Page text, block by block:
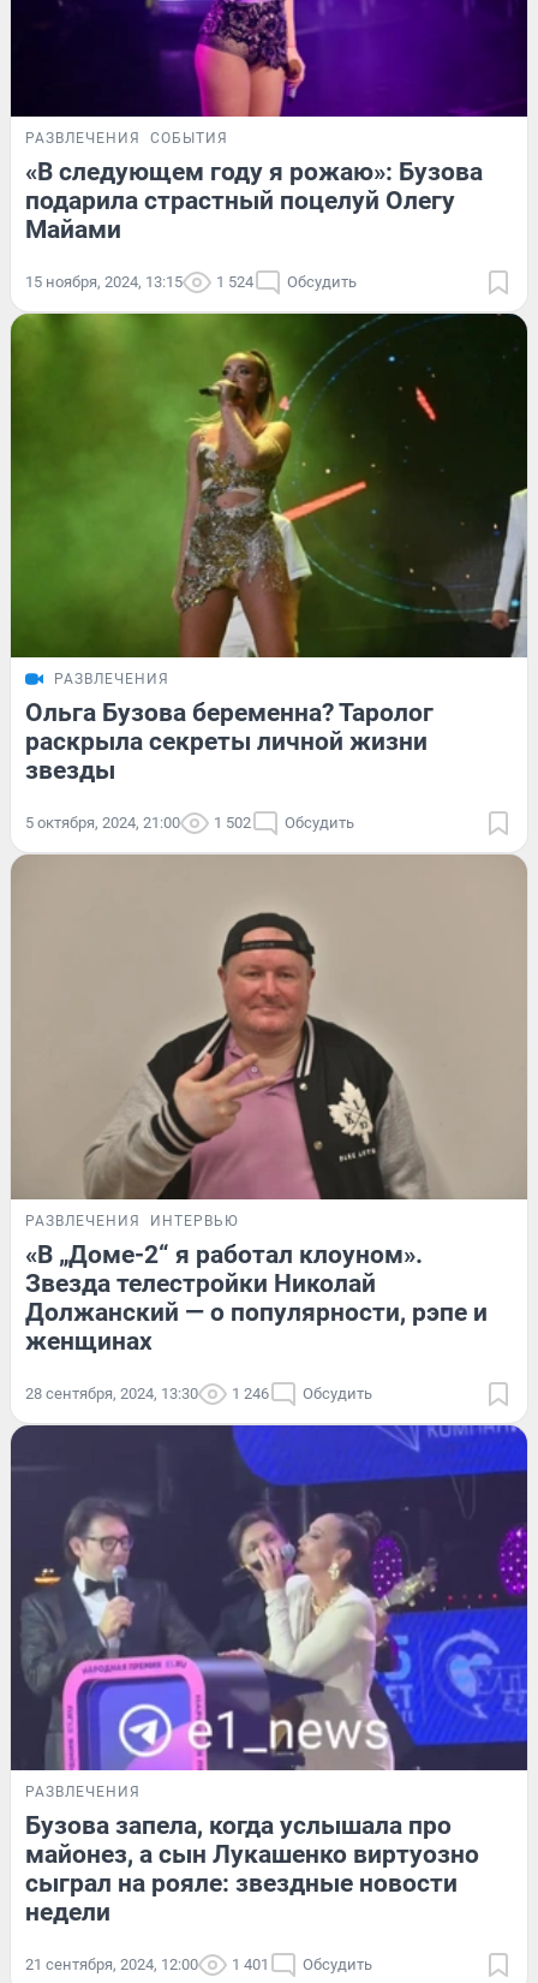
РАЗВЛЕЧЕНИЯ СОБЫТИЯ
«В следующем году я рожаю»: Бузова
подарила страстный поцелуй Олегу
Майами
15 ноября, 2024, 13:15 1 524 Обсудить
РАЗВЛЕЧЕНИЯ
Ольга Бузова беременна? Таролог
раскрыла секреты личной жизни
звезды
5 октября, 2024, 21:00 1 502 Обсудить
РАЗВЛЕЧЕНИЯ ИНТЕРВЬЮ
«В „Доме-2“ я работал клоуном».
Звезда телестройки Николай
Должанский — о популярности, рэпе и
женщинах
28 сентября, 2024, 13:30 1 246 Обсудить
РАЗВЛЕЧЕНИЯ
Бузова запела, когда услышала про
майонез, а сын Лукашенко виртуозно
сыграл на рояле: звездные новости
недели
21 сентября, 2024, 12:00 1 401 Обсудить